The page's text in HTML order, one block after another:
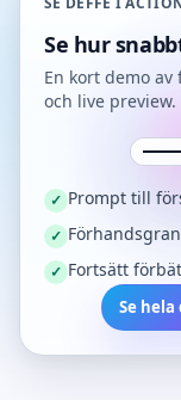
Se hur
En kort demo
och live preview.
✓ Prompt till
✓
✓ Fortsätt
Se